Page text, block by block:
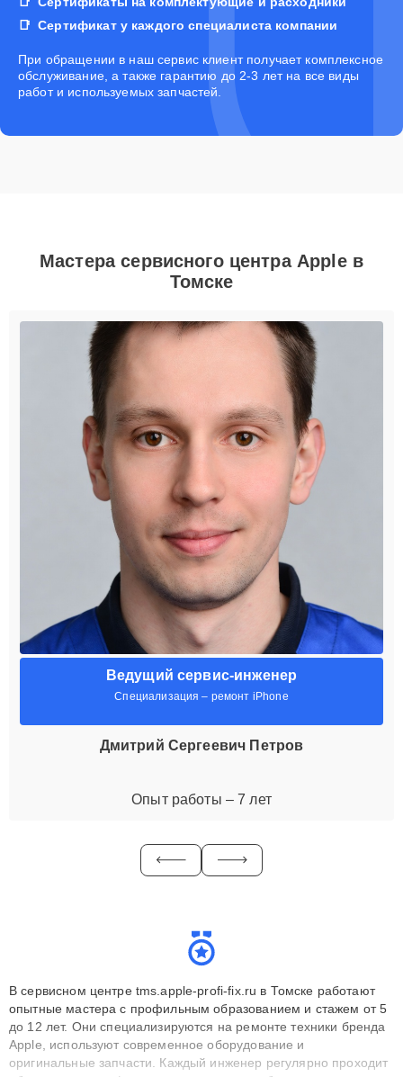
Сертификат у каждого специалиста компании
При обращении в наш сервис клиент получает комплексное
обслуживание, а также гарантию до 2-3 лет на все виды
работ и используемых запчастей.
Мастера сервисного центра Apple в
Томске
Ведущий сервис-инженер
Специализация – ремонт iPhone
Дмитрий Сергеевич Петров
Опыт работы – 7 лет
В сервисном центре tms.apple-profi-fix.ru в Томске работают
опытные мастера с профильным образованием и стажем от 5
до 12 лет. Они специализируются на ремонте техники бренда
Apple, используют современное оборудование и
оригинальные запчасти. Каждый инженер регулярно проходит